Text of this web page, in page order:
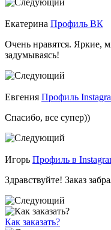
Екатерина Профиль ВК
Очень нравятся. Яркие,
задумываясь!
Евгения Профиль
Спасибо, все супер))
Игорь Профиль в
Здравствуйте! Заказ
Как заказать?